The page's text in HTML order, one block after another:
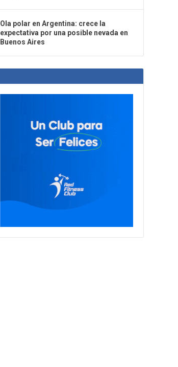
Ola polar en Argentina: crece la
expectativa por una posible nevada en
Buenos Aires